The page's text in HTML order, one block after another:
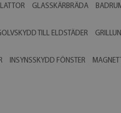
GLASSKÄRBRÄDA
TILL ELDSTÄDER
INSYNSSKYDD FÖNSTER